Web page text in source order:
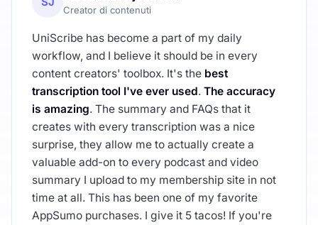
Creator di contenuti
UniScribe has become a part of my daily
workflow, and I believe it should be in every
content creators' toolbox. It's the best
transcription tool I've ever used. The accuracy
is amazing. The summary and FAQs that it
creates with every transcription was a nice
surprise, they allow me to actually create a
valuable add-on to every podcast and video
summary I upload to my membership site in not
time at all. This has been one of my favorite
AppSumo purchases. I give it 5 tacos! If you're